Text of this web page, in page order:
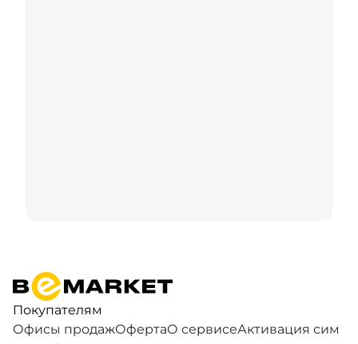
Покупателям
Офисы продажОфертаО сервисеАктивация сим